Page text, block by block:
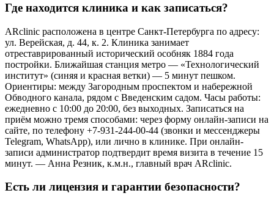
Где находится клиника и как записаться?
ARclinic расположена в центре Санкт-Петербурга по адресу:
ул. Верейская, д. 44, к. 2. Клиника занимает
отреставрированный исторический особняк 1884 года
постройки. Ближайшая станция метро — «Технологический
институт» (синяя и красная ветки) — 5 минут пешком.
Ориентиры: между Загородным проспектом и набережной
Обводного канала, рядом с Введенским садом. Часы работы:
ежедневно с 10:00 до 20:00, без выходных. Записаться на
приём можно тремя способами: через форму онлайн-записи на
сайте, по телефону +7-931-244-00-44 (звонки и мессенджеры
Telegram, WhatsApp), или лично в клинике. При онлайн-
записи администратор подтвердит время визита в течение 15
минут. — Анна Резник, к.м.н., главный врач ARclinic.
Есть ли лицензия и гарантии безопасности?